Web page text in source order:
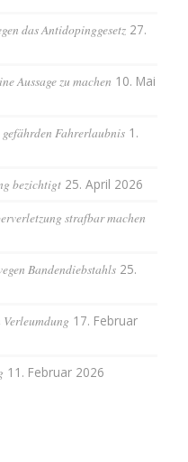
das Antidopinggesetz 27.
Aussage zu machen 10. Mai
Fahrerlaubnis 1.
bezichtigt 25. April 2026
strafbar machen
Bandendiebstahls 25.
Verleumdung 17. Februar
11. Februar 2026